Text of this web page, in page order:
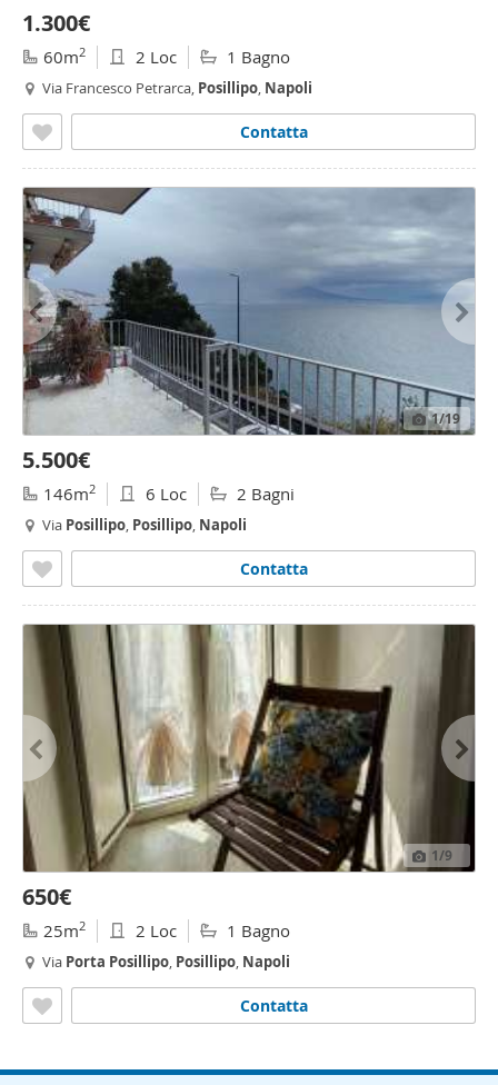
1.300€
60m2 2 Loc 1 Bagno
Via Francesco Petrarca, Posillipo, Napoli
Contatta
1/19
5.500€
146m2 6 Loc 2 Bagni
Via Posillipo, Posillipo, Napoli
Contatta
1/9
650€
25m2 2 Loc 1 Bagno
Via Porta Posillipo, Posillipo, Napoli
Contatta